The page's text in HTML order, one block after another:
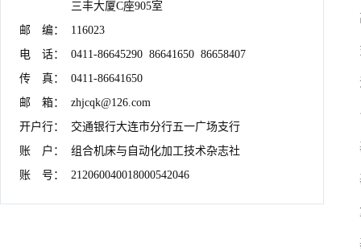
邮　编：	116023
电　话：	0411-86645290  86641650  86658407
传　真：	0411-86641650
邮　箱：	zhjcqk@126.com
开户行：	交通银行大连市分行五一广场支行
账　户：	组合机床与自动化加工技术杂志社
账　号：	212060040018000542046